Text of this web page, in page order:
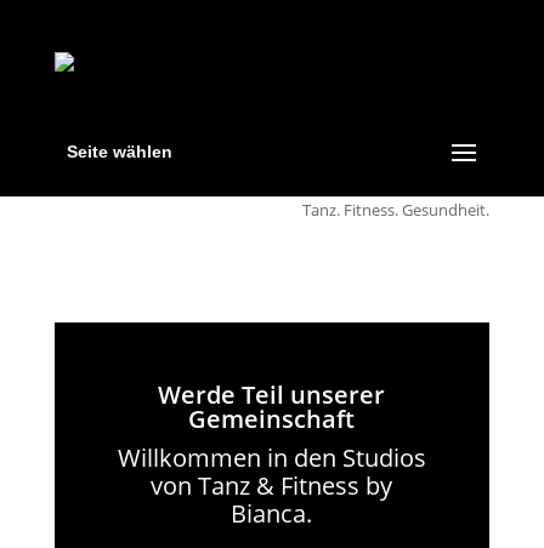
Seite wählen
Tanz. Fitness. Gesundheit.
Werde Teil unserer
Gemeinschaft
Willkommen in den Studios
von Tanz & Fitness by
Bianca.